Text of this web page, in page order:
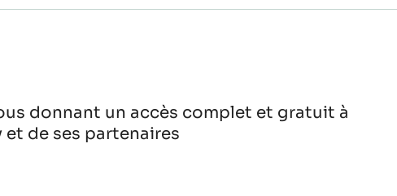
donnant un accès complet et gratuit à
de ses partenaires